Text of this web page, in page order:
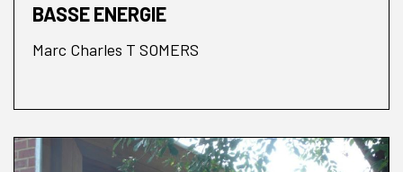
BASSE ENERGIE
Marc Charles T SOMERS